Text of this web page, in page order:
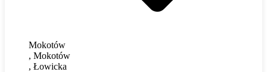
Mokotów
, Mokotów
, Łowicka